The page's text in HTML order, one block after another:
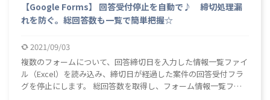
【Google Forms】 回答受付停止を自動で♪ 締切処理漏
れを防ぐ。総回答数も一覧で簡単把握☆
2021/09/03
複数のフォームについて、回答締切日を入力した情報一覧ファイ
ル（Excel）を読み込み、締切日が経過した案件の回答受付フラ
グを停止にします。 総回答数を取得し、フォーム情報一覧ファ